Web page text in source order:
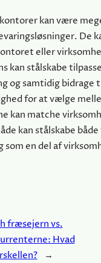
kan være
De
eller
kan stålskabe
og samtidig bidrage
for at vælge
kan matche
kan stålskabe
som en del af
fræsejern vs.
Hvad
→